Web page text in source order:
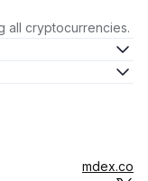
all cryptocurrencies.
mdex.co